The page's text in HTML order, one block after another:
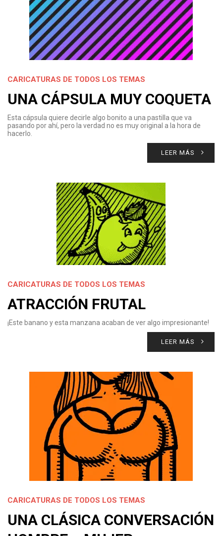
CARICATURAS DE TODOS LOS TEMAS
UNA CÁPSULA MUY COQUETA
Esta cápsula quiere decirle algo bonito a una pastilla que va
pasando por ahí, pero la verdad no es muy original a la hora de
hacerlo.
LEER MÁS
CARICATURAS DE TODOS LOS TEMAS
ATRACCIÓN FRUTAL
¡Este banano y esta manzana acaban de ver algo impresionante!
LEER MÁS
CARICATURAS DE TODOS LOS TEMAS
UNA CLÁSICA CONVERSACIÓN